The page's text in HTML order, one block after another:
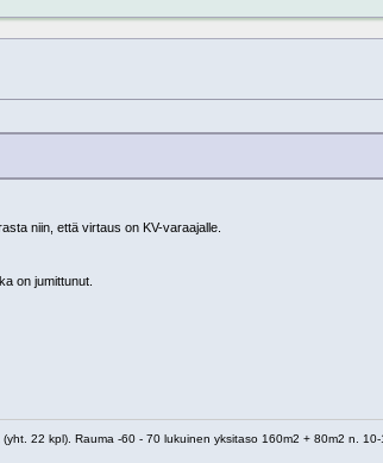
niin, että virtaus on KV-varaajalle.
on jumittunut.
22 kpl). Rauma -60 - 70 lukuinen yksitaso 160m2 + 80m2 n. 10-